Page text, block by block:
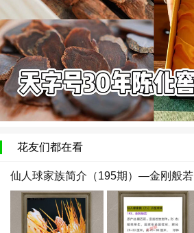
花友们都在看
仙人球家族简介（195期）—金刚般若